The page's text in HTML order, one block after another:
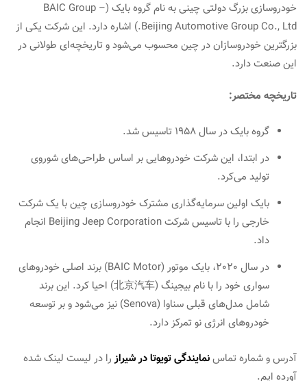
خودروسازی بزرگ دولتی چینی به نام گروه بایک (BAIC Group –
Beijing Automotive Group Co., Ltd.) اشاره دارد. این شرکت یکی از
بزرگترین خودروسازان در چین محسوب می‌شود و تاریخچه‌ای طولانی در
این صنعت دارد.
تاریخچه مختصر:
گروه بایک در سال 1958 تاسیس شد.
در ابتدا، این شرکت خودروهایی بر اساس طراحی‌های شوروی
تولید می‌کرد.
بایک اولین سرمایه‌گذاری مشترک خودروسازی چین با یک شرکت
خارجی را با تاسیس شرکت Beijing Jeep Corporation انجام
داد.
در سال 2020، بایک موتور (BAIC Motor) برند اصلی خودروهای
سواری خود را با نام بیجینگ (北京汽车) احیا کرد. این برند
شامل مدل‌های قبلی سناوا (Senova) نیز می‌شود و بر توسعه
خودروهای انرژی نو تمرکز دارد.
آدرس و شماره تماسنمایندگی تویوتا در شیرازرا در لیست لینک شده
آورده ایم.